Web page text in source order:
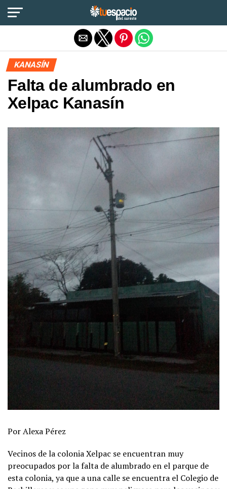
KANASÍN
Falta de alumbrado en
Xelpac Kanasín
Por Alexa Pérez
Vecinos de la colonia Xelpac se encuentran muy
preocupados por la falta de alumbrado en el parque de
esta colonia, ya que a una calle se encuentra el Colegio de
Salir de la versión móvil